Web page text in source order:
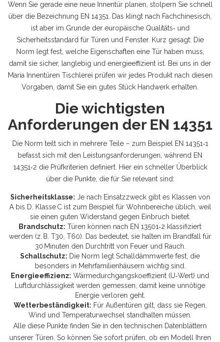
Wenn Sie gerade eine neue Innentür planen, stolpern Sie schnell
über die Bezeichnung EN 14351. Das klingt nach Fachchinesisch,
ist aber im Grunde der europäische Qualitäts‑ und
Sicherheitsstandard für Türen und Fenster. Kurz gesagt: Die
Norm legt fest, welche Eigenschaften eine Tür haben muss,
damit sie sicher, langlebig und energieeffizient ist. Bei uns in der
Maria Innentüren Tischlerei prüfen wir jedes Produkt nach diesen
Vorgaben, damit Sie ein gutes Stück Handwerk erhalten.
Die wichtigsten
Anforderungen der EN 14351
Die Norm teilt sich in mehrere Teile – zum Beispiel EN 14351‑1
befasst sich mit den Leistungsanforderungen, während EN
14351‑2 die Prüfkriterien definiert. Hier ein schneller Überblick
über die Punkte, die für Sie relevant sind:
Sicherheitsklasse: Je nach Einsatzzweck gibt es Klassen von
A bis D. Klasse C ist zum Beispiel für Wohnbereiche üblich, weil
sie einen guten Widerstand gegen Einbruch bietet.
Brandschutz: Türen können nach EN 13501‑2 klassifiziert
werden (z. B. T30, T60). Das bedeutet, sie halten im Brandfall für
30 Minuten den Durchtritt von Feuer und Rauch.
Schallschutz: Die Norm legt Schalldämmwerte fest, die
besonders in Mehrfamilienhäusern wichtig sind.
Energieeffizienz: Wärmedurchgangskoeffizient (U‑Wert) und
Luftdurchlässigkeit werden gemessen, damit keine unnötige
Energie verloren geht.
Wetterbeständigkeit: Für Außentüren gilt, dass sie Regen,
Wind und Temperaturwechsel standhalten müssen.
Alle diese Punkte finden Sie in den technischen Datenblättern
unserer Türen. So können Sie sofort prüfen, ob ein Modell Ihren